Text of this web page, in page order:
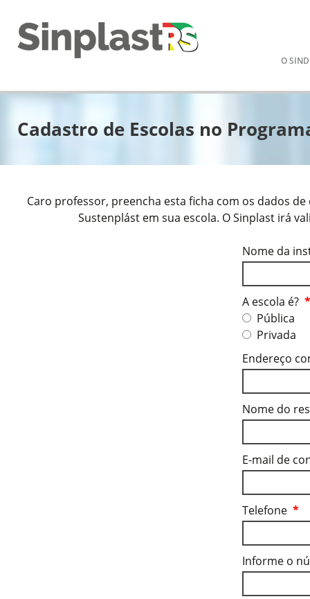
Pular
o
O
Cadastro de Escolas no
Caro professor, preencha esta ficha com os dados
Sustenplást em sua escola. O Sinplast irá
Nome da
A escola é? *
Pública
Privada
Endereço
Nome do
E-mail de
Telefone *
Informe o